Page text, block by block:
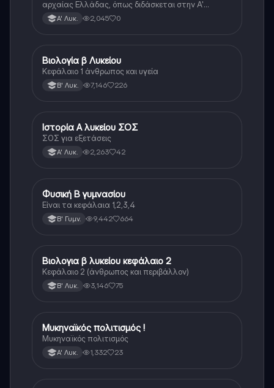
αρχαίας Ελλάδας, όπως διδάσκεται στην Α'
Λυκείου.Α' Λυκ. 2,045 0
Βιολογία
Βιολογία β Λυκείου
Κεφάλαιο 1 άνθρωπος και υγεία
Β' Λυκ. 7,146 226
Ιστορία
Ιστορία Α λυκείου ΣΟΣ
ΣΟΣ για εξετάσεις
Α' Λυκ. 2,263 42
Φυσική
Φυσική Β γυμνασίου
Είναι τα κεφάλαια 1,2,3,4
Β' Γυμν. 9,442 664
Βιολογία
Βιολογια β λυκείου κεφάλαιο 2
Κεφάλαιο 2 (άνθρωπος και περιβάλλον)
Β' Λυκ. 3,146 75
Ιστορία
Μυκηναϊκός πολιτισμός !
Μυκηναϊκός πολιτισμός
Α' Λυκ. 1,332 23